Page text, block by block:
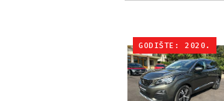
GODIŠTE: 2020.